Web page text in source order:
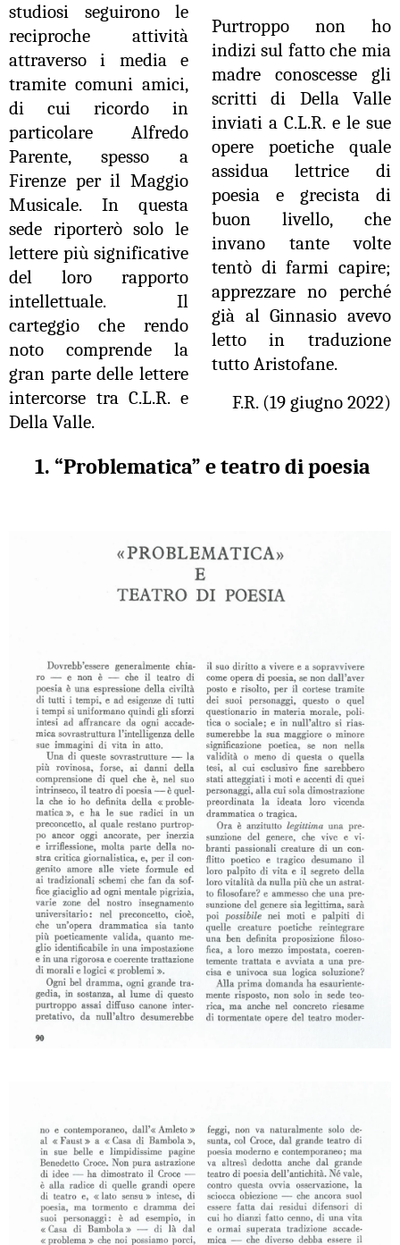
studiosi seguirono le
reciproche attività
attraverso i media e
tramite comuni amici,
di cui ricordo in
particolare Alfredo
Parente, spesso a
Firenze per il Maggio
Musicale. In questa
sede riporterò solo le
lettere più significative
del loro rapporto
intellettuale. Il
carteggio che rendo
noto comprende la
gran parte delle lettere
intercorse tra C.L.R. e
Della Valle.
Purtroppo non ho
indizi sul fatto che mia
madre conoscesse gli
scritti di Della Valle
inviati a C.L.R. e le sue
opere poetiche quale
assidua lettrice di
poesia e grecista di
buon livello, che
invano tante volte
tentò di farmi capire;
apprezzare no perché
già al Ginnasio avevo
letto in traduzione
tutto Aristofane.
F.R. (19 giugno 2022)
1. “Problematica” e teatro di poesia